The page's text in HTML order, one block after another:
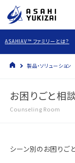
ASAHIAV™ ファミリーとは？
製品・ソリューション
お困りごと相
Counseling Room
シーン別のお困りご